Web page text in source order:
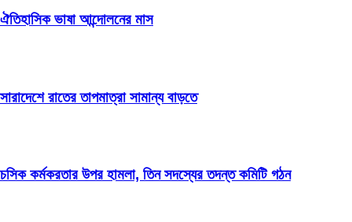
ঐতিহাসিক ভাষা আন্দোলনের মাস
সারাদেশে রাতের তাপমাত্রা সামান্য বাড়তে
চসিক কর্মকরতার উপর হামলা, তিন সদস্যের তদন্ত কমিটি গঠন